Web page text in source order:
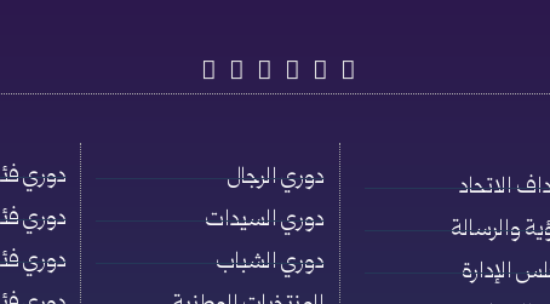
الاتحاد
والرسالة
الإدارة
دوري الرجال
دوري السيدات
دوري الشباب
دوري فئة
دوري فئة
دوري فئة